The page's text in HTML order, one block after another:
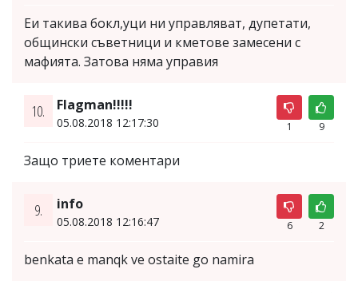
Еи такива бокл,уци ни управляват, дупетати,
общински съветници и кметове замесени с
мафията. Затова няма управия
10. Flagman!!!!!
05.08.2018 12:17:30 1 9
Защо триете коментари
9. info
05.08.2018 12:16:47 6 2
benkata e manqk ve ostaite go namira